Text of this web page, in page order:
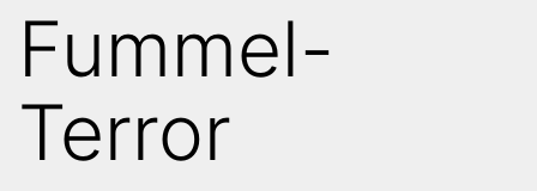
Fummel-
Terror